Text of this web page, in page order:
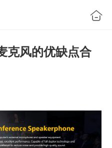
克风的优缺点合